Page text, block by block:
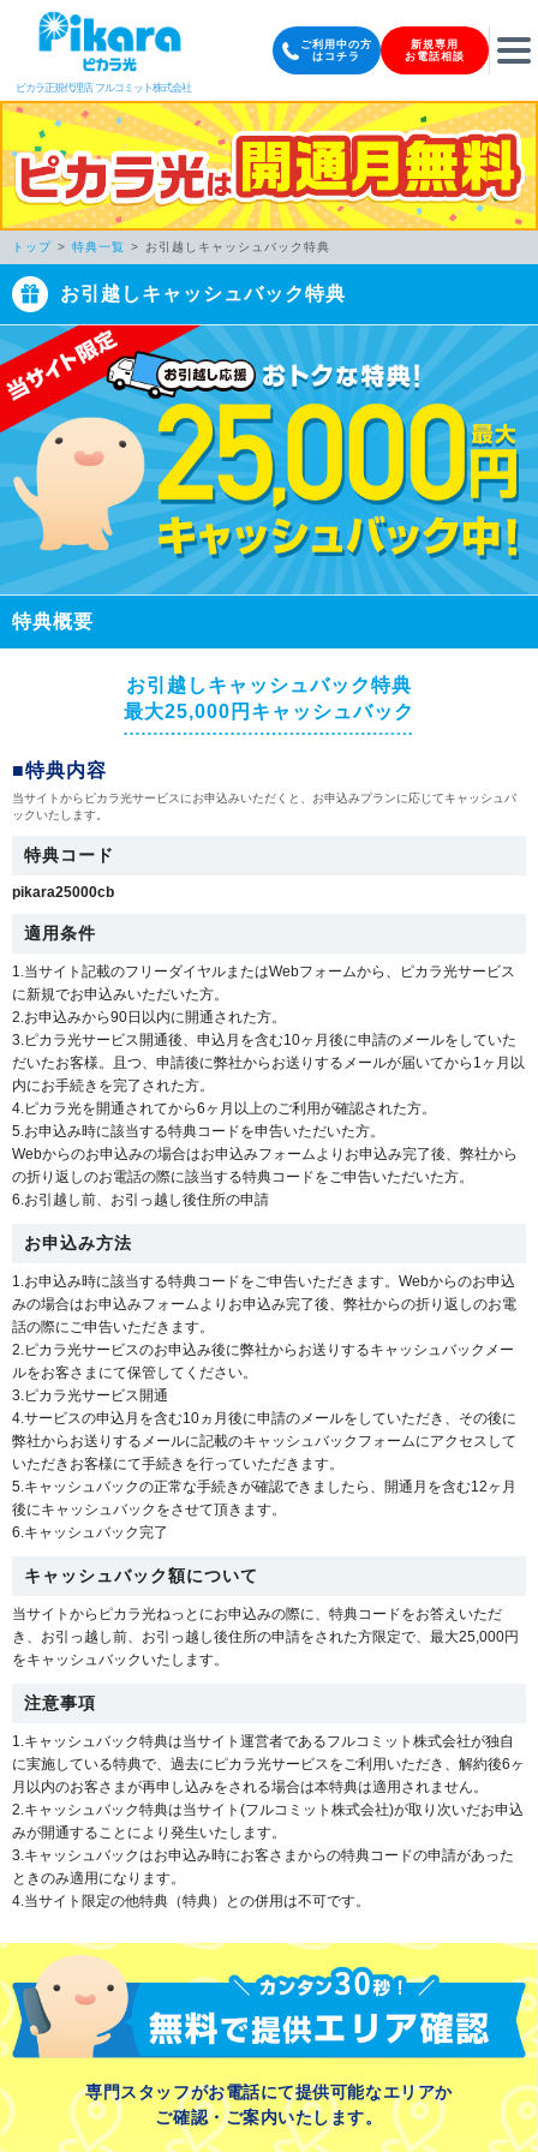
ピカラ正規代理店 フルコミット株式会社
ご利用中の方
はコチラ
新規専用
お電話相談
トップ 特典一覧 お引越しキャッシュバック特典
お引越しキャッシュバック特典
特典概要
お引越しキャッシュバック特典
最大25,000円キャッシュバック
■特典内容
当サイトからピカラ光サービスにお申込みいただくと、お申込みプランに応じてキャッシュバ
ックいたします。
特典コード
pikara25000cb
適用条件
1.当サイト記載のフリーダイヤルまたはWebフォームから、ピカラ光サービス
に新規でお申込みいただいた方。
2.お申込みから90日以内に開通された方。
3.ピカラ光サービス開通後、申込月を含む10ヶ月後に申請のメールをしていた
だいたお客様。且つ、申請後に弊社からお送りするメールが届いてから1ヶ月以
内にお手続きを完了された方。
4.ピカラ光を開通されてから6ヶ月以上のご利用が確認された方。
5.お申込み時に該当する特典コードを申告いただいた方。
Webからのお申込みの場合はお申込みフォームよりお申込み完了後、弊社から
の折り返しのお電話の際に該当する特典コードをご申告いただいた方。
6.お引越し前、お引っ越し後住所の申請
お申込み方法
1.お申込み時に該当する特典コードをご申告いただきます。Webからのお申込
みの場合はお申込みフォームよりお申込み完了後、弊社からの折り返しのお電
話の際にご申告いただきます。
2.ピカラ光サービスのお申込み後に弊社からお送りするキャッシュバックメー
ルをお客さまにて保管してください。
3.ピカラ光サービス開通
4.サービスの申込月を含む10ヵ月後に申請のメールをしていただき、その後に
弊社からお送りするメールに記載のキャッシュバックフォームにアクセスして
いただきお客様にて手続きを行っていただきます。
5.キャッシュバックの正常な手続きが確認できましたら、開通月を含む12ヶ月
後にキャッシュバックをさせて頂きます。
6.キャッシュバック完了
キャッシュバック額について
当サイトからピカラ光ねっとにお申込みの際に、特典コードをお答えいただ
き、お引っ越し前、お引っ越し後住所の申請をされた方限定で、最大25,000円
をキャッシュバックいたします。
注意事項
1.キャッシュバック特典は当サイト運営者であるフルコミット株式会社が独自
に実施している特典で、過去にピカラ光サービスをご利用いただき、解約後6ヶ
月以内のお客さまが再申し込みをされる場合は本特典は適用されません。
2.キャッシュバック特典は当サイト(フルコミット株式会社)が取り次いだお申込
みが開通することにより発生いたします。
3.キャッシュバックはお申込み時にお客さまからの特典コードの申請があった
ときのみ適用になります。
4.当サイト限定の他特典（特典）との併用は不可です。